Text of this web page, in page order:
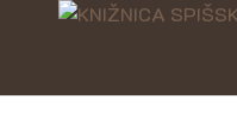
Spravovať Súhlas